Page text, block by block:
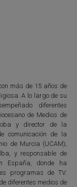
más de 15 años de
A lo largo de su
diferentes
de Medios de
y director de la
comunicación de la
de Murcia (UCAM);
y responsable de
España, donde ha
programas de TV.
diferentes medios de